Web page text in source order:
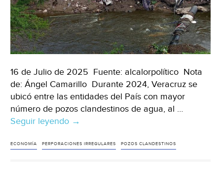
16 de Julio de 2025 Fuente: alcalorpolítico Nota
de: Ángel Camarillo Durante 2024, Veracruz se
ubicó entre las entidades del País con mayor
número de pozos clandestinos de agua, al …
Seguir leyendo Veracruz
Veracruz
→
ECONOMÍA PERFORACIONES IRREGULARES POZOS CLANDESTINOS